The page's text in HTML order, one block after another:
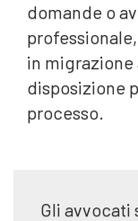
domande o
in migrazione
disposizione
processo.
Gli